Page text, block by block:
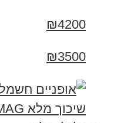
₪4200
₪3500